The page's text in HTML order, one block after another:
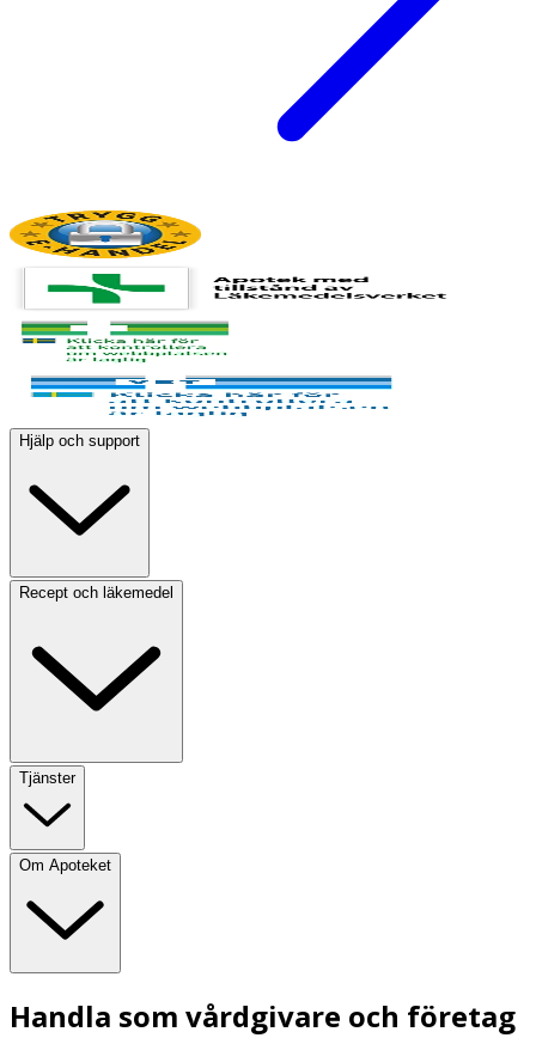
Hjälp och support
Recept och läkemedel
Tjänster
Om Apoteket
Handla som vårdgivare och företag